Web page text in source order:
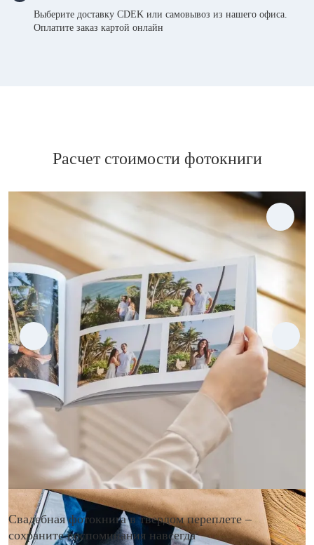
Выберите доставку CDEK или самовывоз из нашего офиса.
Оплатите заказ картой онлайн
Расчет стоимости фотокниги
Свадебная фотокнига в твердом переплете –
сохраните воспоминания навсегда